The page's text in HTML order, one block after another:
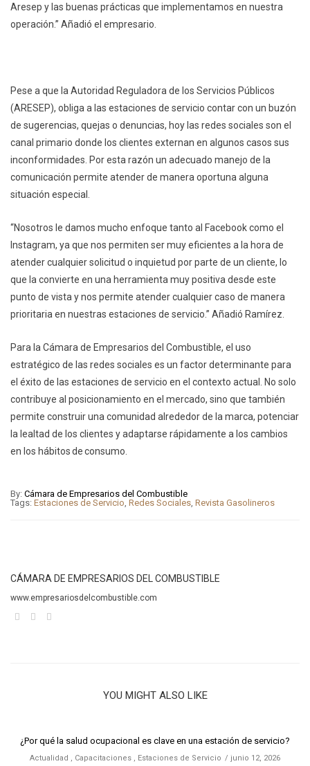
Aresep y las buenas prácticas que implementamos en nuestra
operación.” Añadió el empresario.
Pese a que la Autoridad Reguladora de los Servicios Públicos
(ARESEP), obliga a las estaciones de servicio contar con un buzón
de sugerencias, quejas o denuncias, hoy las redes sociales son el
canal primario donde los clientes externan en algunos casos sus
inconformidades. Por esta razón un adecuado manejo de la
comunicación permite atender de manera oportuna alguna
situación especial.
“Nosotros le damos mucho enfoque tanto al Facebook como el
Instagram, ya que nos permiten ser muy eficientes a la hora de
atender cualquier solicitud o inquietud por parte de un cliente, lo
que la convierte en una herramienta muy positiva desde este
punto de vista y nos permite atender cualquier caso de manera
prioritaria en nuestras estaciones de servicio.” Añadió Ramírez.
Para la Cámara de Empresarios del Combustible, el uso
estratégico de las redes sociales es un factor determinante para
el éxito de las estaciones de servicio en el contexto actual. No solo
contribuye al posicionamiento en el mercado, sino que también
permite construir una comunidad alrededor de la marca, potenciar
la lealtad de los clientes y adaptarse rápidamente a los cambios
en los hábitos de consumo.
By: Cámara de Empresarios del Combustible
Tags: Estaciones de Servicio Redes Sociales Revista Gasolineros
CÁMARA DE EMPRESARIOS DEL COMBUSTIBLE
www.empresariosdelcombustible.com
YOU MIGHT ALSO LIKE
¿Por qué la salud ocupacional es clave en una estación de servicio?
Actualidad Capacitaciones Estaciones de Servicio junio 12, 2026